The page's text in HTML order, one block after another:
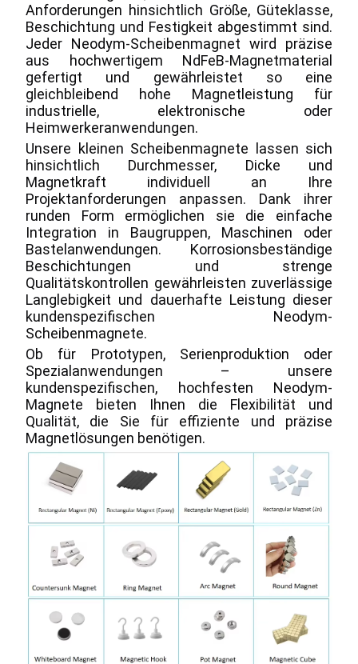
Anforderungen hinsichtlich Größe, Güteklasse,
Beschichtung und Festigkeit abgestimmt sind.
Jeder Neodym-Scheibenmagnet wird präzise
aus hochwertigem NdFeB-Magnetmaterial
gefertigt und gewährleistet so eine
gleichbleibend hohe Magnetleistung für
industrielle, elektronische oder
Heimwerkeranwendungen.
Unsere kleinen Scheibenmagnete lassen sich
hinsichtlich Durchmesser, Dicke und
Magnetkraft individuell an Ihre
Projektanforderungen anpassen. Dank ihrer
runden Form ermöglichen sie die einfache
Integration in Baugruppen, Maschinen oder
Bastelanwendungen. Korrosionsbeständige
Beschichtungen und strenge
Qualitätskontrollen gewährleisten zuverlässige
Langlebigkeit und dauerhafte Leistung dieser
kundenspezifischen Neodym-
Scheibenmagnete.
Ob für Prototypen, Serienproduktion oder
Spezialanwendungen – unsere
kundenspezifischen, hochfesten Neodym-
Magnete bieten Ihnen die Flexibilität und
Qualität, die Sie für effiziente und präzise
Magnetlösungen benötigen.